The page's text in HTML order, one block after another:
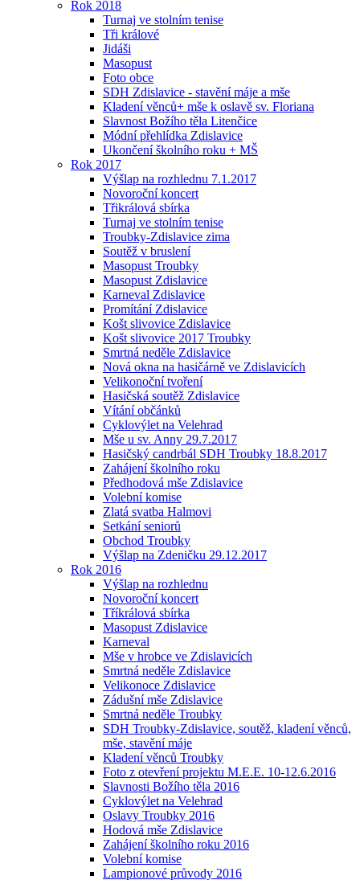
Rok 2018
Turnaj ve stolním tenise
Tři králové
Jidáši
Masopust
Foto obce
SDH Zdislavice - stavění máje a mše
Kladení věnců+ mše k oslavě sv. Floriana
Slavnost Božího těla Litenčice
Módní přehlídka Zdislavice
Ukončení školního roku + MŠ
Rok 2017
Výšlap na rozhlednu 7.1.2017
Novoroční koncert
Třikrálová sbírka
Turnaj ve stolním tenise
Troubky-Zdislavice zima
Soutěž v bruslení
Masopust Troubky
Masopust Zdislavice
Karneval Zdislavice
Promítání Zdislavice
Košt slivovice Zdislavice
Košt slivovice 2017 Troubky
Smrtná neděle Zdislavice
Nová okna na hasičárně ve Zdislavicích
Velikonoční tvoření
Hasičská soutěž Zdislavice
Vítání občánků
Cyklovýlet na Velehrad
Mše u sv. Anny 29.7.2017
Hasičský candrbál SDH Troubky 18.8.2017
Zahájení školního roku
Předhodová mše Zdislavice
Volební komise
Zlatá svatba Halmovi
Setkání seniorů
Obchod Troubky
Výšlap na Zdeničku 29.12.2017
Rok 2016
Výšlap na rozhlednu
Novoroční koncert
Tříkrálová sbírka
Masopust Zdislavice
Karneval
Mše v hrobce ve Zdislavicích
Smrtná neděle Zdislavice
Velikonoce Zdislavice
Zádušní mše Zdislavice
Smrtná neděle Troubky
SDH Troubky-Zdislavice, soutěž, kladení věnců,
mše, stavění máje
Kladení věnců Troubky
Foto z otevření projektu M.E.E. 10-12.6.2016
Slavnosti Božího těla 2016
Cyklovýlet na Velehrad
Oslavy Troubky 2016
Hodová mše Zdislavice
Zahájení školního roku 2016
Volební komise
Lampionové průvody 2016